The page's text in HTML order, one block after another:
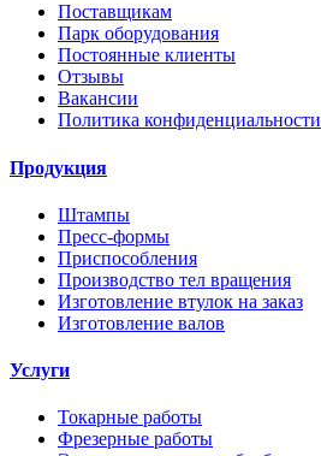
Поставщикам
Парк оборудования
Постоянные клиенты
Отзывы
Вакансии
Политика конфиденциальности
Продукция
Штампы
Пресс-формы
Приспособления
Производство тел вращения
Изготовление втулок на заказ
Изготовление валов
Услуги
Токарные работы
Фрезерные работы